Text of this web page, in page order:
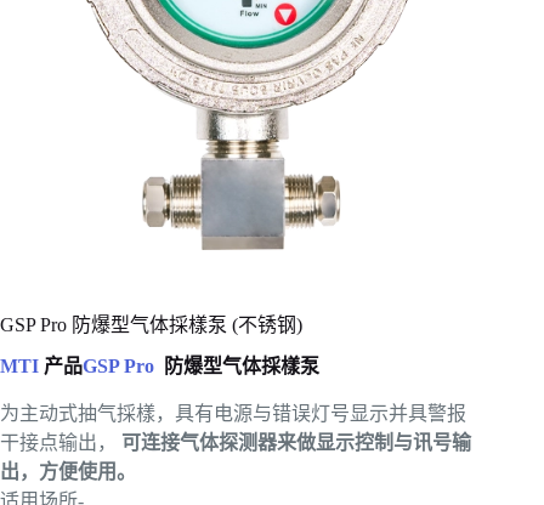
GSP Pro 防爆型气体採樣泵 (不锈钢)
MTI 产品GSP Pro 防爆型气体採樣泵
为主动式抽气採樣，具有电源与错误灯号显示并具警报
干接点输出， 可连接气体探测器来做显示控制与讯号输
出，方便使用。
适用场所-